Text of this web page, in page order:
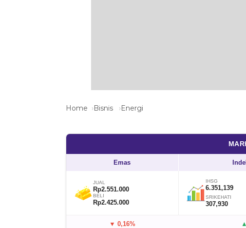
Home Bisnis Energi
Emas
JUAL
Rp2.551.000
BELI
Rp2.425.000
IHSG
6.351,139
SRIKEHATI
307,930
▼ 0,16%